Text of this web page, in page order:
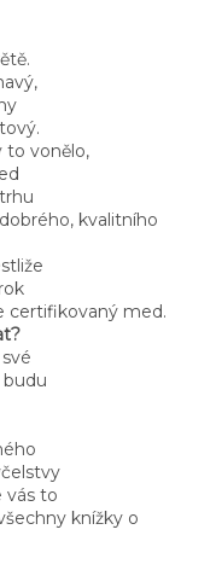
to vonělo,
kvalitního
certifikovaný med.
vás to
knížky o